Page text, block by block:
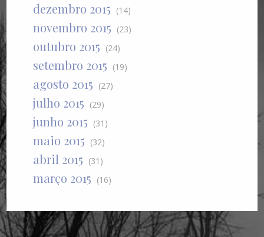
dezembro 2015 (14)
novembro 2015 (23)
outubro 2015 (24)
setembro 2015 (19)
agosto 2015 (27)
julho 2015 (29)
junho 2015 (31)
maio 2015 (32)
abril 2015 (31)
março 2015 (16)